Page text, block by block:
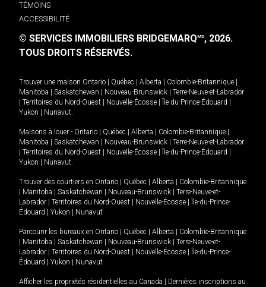
TÉMOINS
ACCESSIBILITÉ
© SERVICES IMMOBILIERS BRIDGEMARQMD, 2026.
TOUS DROITS RÉSERVÉS.
Trouver une maison Ontario Québec Alberta Colombie-Britannique
Manitoba
Saskatchewan Nouveau-Brunswick
Terre-Neuve-et-Labrador
Territoires du Nord-Ouest Nouvelle-Écosse Île-du-Prince-Édouard
Yukon
Nunavut.
Maisons à louer - Ontario Québec Alberta Colombie-Britannique
Manitoba
Saskatchewan Nouveau-Brunswick
Terre-Neuve-et-Labrador
Territoires du Nord-Ouest Nouvelle-Écosse Île-du-Prince-Édouard
Yukon
Nunavut.
Trouver des courtiers en Ontario Québec Alberta
Colombie-Britannique
Manitoba Saskatchewan Nouveau-Brunswick
Terre-Neuve-et-
Labrador
Territoires du Nord-Ouest Nouvelle-Écosse
Île-du-Prince-
Édouard
Yukon Nunavut
Parcourir les bureaux en Ontario Québec Alberta
Colombie-Britannique
Manitoba Saskatchewan Nouveau-Brunswick
Terre-Neuve-et-
Labrador
Territoires du Nord-Ouest Nouvelle-Écosse
Île-du-Prince-
Édouard
Yukon Nunavut
Afficher les propriétés résidentielles au Canada
Dernières inscriptions au